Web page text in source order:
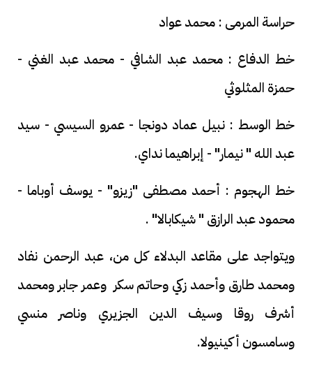
حراسة المرمى : محمد عواد
خط الدفاع : محمد عبد الشافي - محمد عبد الغني -
حمزة المثلوثي
خط الوسط : نبيل عماد دونجا - عمرو السيسي - سيد
عبد الله " نيمار" - إبراهيما نداي.
خط الهجوم : أحمد مصطفى "زيزو" - يوسف أوباما -
محمود عبد الرازق " شيكابالا" .
ويتواجد على مقاعد البدلاء كل من، عبد الرحمن نفاد
ومحمد طارق وأحمد زكي وحاتم سكر وعمر جابر ومحمد
أشرف روقا وسيف الدين الجزيري وناصر منسي
وسامسون أكينيولا.